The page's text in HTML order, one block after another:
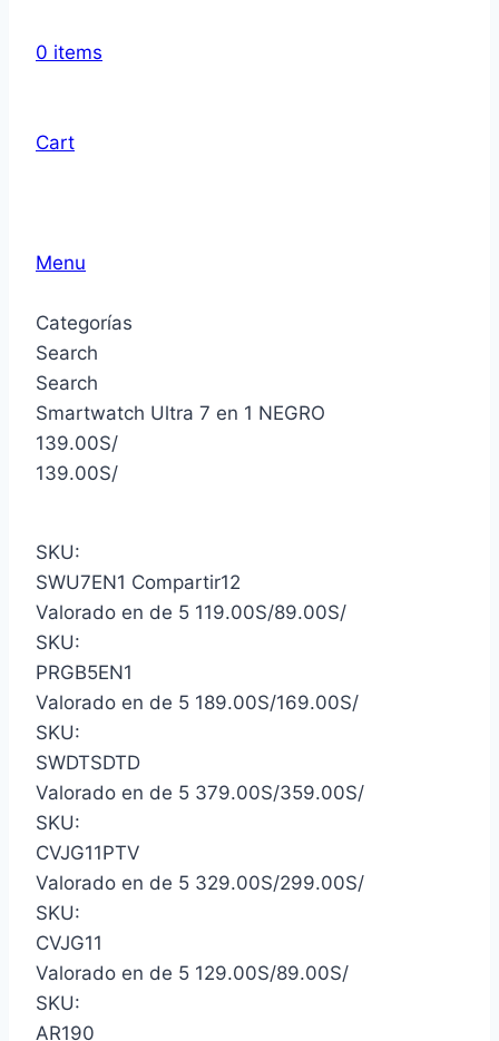
0 items
Cart
Menu
Categorías
Search
Search
Smartwatch Ultra 7 en 1 NEGRO
139.00S/
139.00S/
SKU:
SWU7EN1 Compartir12
Valorado en de 5 119.00S/89.00S/
SKU:
PRGB5EN1
Valorado en de 5 189.00S/169.00S/
SKU:
SWDTSDTD
Valorado en de 5 379.00S/359.00S/
SKU:
CVJG11PTV
Valorado en de 5 329.00S/299.00S/
SKU:
CVJG11
Valorado en de 5 129.00S/89.00S/
SKU:
AR190